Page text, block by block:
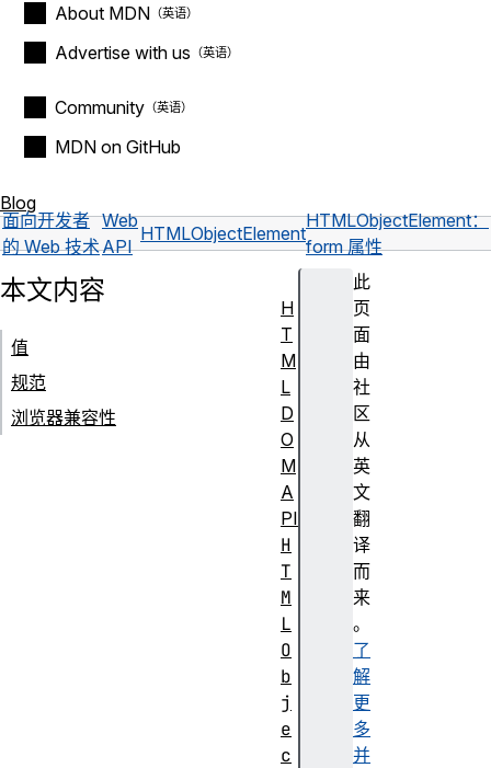
About MDN
Advertise with us
Community
MDN on GitHub
Blog
面向开发者
的 Web 技术
Web
API
HTMLObjectElement
HTMLObjectElement：
form 属性
此
页
面
由
社
区
从
英
文
翻
译
而
来
。
了
解
更
多
并
本文内容
值
规范
浏览器兼容性
H
T
M
L
D
O
M
A
PI
H
T
M
L
O
b
j
e
c